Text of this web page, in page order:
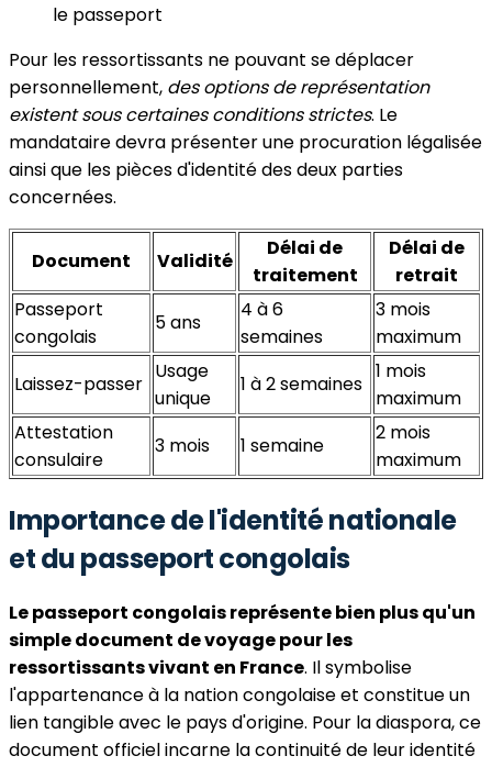
le passeport
Pour les ressortissants ne pouvant se déplacer
personnellement, des options de représentation
existent sous certaines conditions strictes. Le
mandataire devra présenter une procuration légalisée
ainsi que les pièces d'identité des deux parties
concernées.
Document Validité
Délai de
traitement
Délai de
retrait
Passeport
congolais
5 ans
4 à 6
semaines
3 mois
maximum
Laissez-passer
Usage
unique
1 à 2 semaines
1 mois
maximum
Attestation
consulaire
3 mois 1 semaine
2 mois
maximum
Importance de l'identité nationale
et du passeport congolais
Le passeport congolais représente bien plus qu'un
simple document de voyage pour les
ressortissants vivant en France. Il symbolise
l'appartenance à la nation congolaise et constitue un
lien tangible avec le pays d'origine. Pour la diaspora, ce
document officiel incarne la continuité de leur identité